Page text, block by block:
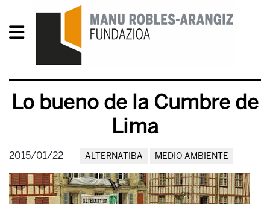
Lo bueno de la Cumbre de
Lima
2015/01/22 ALTERNATIBA MEDIO-AMBIENTE